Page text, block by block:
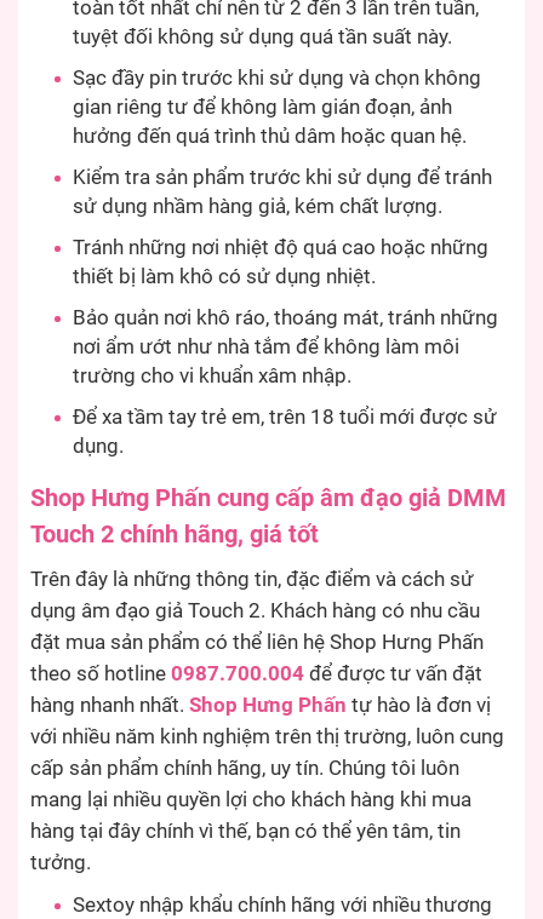
toàn tốt nhất chỉ nên từ 2 đến 3 lần trên tuần,
tuyệt đối không sử dụng quá tần suất này.
Sạc đầy pin trước khi sử dụng và chọn không
gian riêng tư để không làm gián đoạn, ảnh
hưởng đến quá trình thủ dâm hoặc quan hệ.
Kiểm tra sản phẩm trước khi sử dụng để tránh
sử dụng nhầm hàng giả, kém chất lượng.
Tránh những nơi nhiệt độ quá cao hoặc những
thiết bị làm khô có sử dụng nhiệt.
Bảo quản nơi khô ráo, thoáng mát, tránh những
nơi ẩm ướt như nhà tắm để không làm môi
trường cho vi khuẩn xâm nhập.
Để xa tầm tay trẻ em, trên 18 tuổi mới được sử
dụng.
Shop Hưng Phấn cung cấp âm đạo giả DMM
Touch 2 chính hãng, giá tốt
Trên đây là những thông tin, đặc điểm và cách sử
dụng âm đạo giả Touch 2. Khách hàng có nhu cầu
đặt mua sản phẩm có thể liên hệ Shop Hưng Phấn
theo số hotline 0987.700.004 để được tư vấn đặt
hàng nhanh nhất. Shop Hưng Phấn tự hào là đơn vị
với nhiều năm kinh nghiệm trên thị trường, luôn cung
cấp sản phẩm chính hãng, uy tín. Chúng tôi luôn
mang lại nhiều quyền lợi cho khách hàng khi mua
hàng tại đây chính vì thế, bạn có thể yên tâm, tin
tưởng.
Sextoy nhập khẩu chính hãng với nhiều thương